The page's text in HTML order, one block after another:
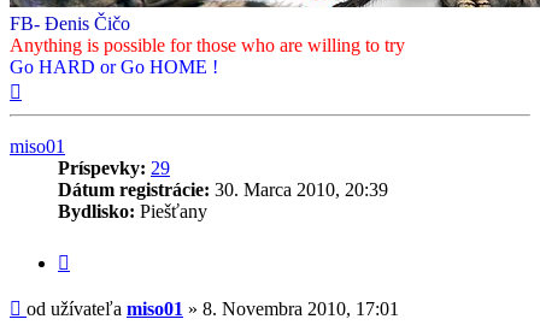
FB- Đenis Čičo
Anything is possible for those who are willing to try
Go HARD or Go HOME !
miso01
Príspevky: 29
Dátum registrácie: 30. Marca 2010, 20:39
Bydlisko: Piešťany
Príspevok
od užívateľa miso01 » 8. Novembra 2010, 17:01